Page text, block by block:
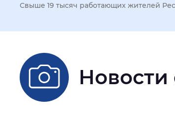
Шрифт: Без засечек
Свыше 19 тысяч работающих жителей
Новости